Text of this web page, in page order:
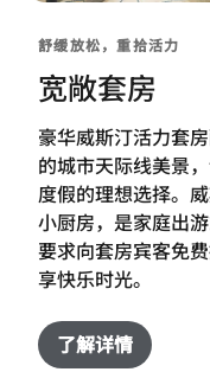
舒缓放松，重拾活力
宽敞套房
豪华威斯汀活力套
的城市天际线美景
度假的理想选择。
小厨房，是家庭出
要求向套房宾客免
享快乐时光。
了解详情